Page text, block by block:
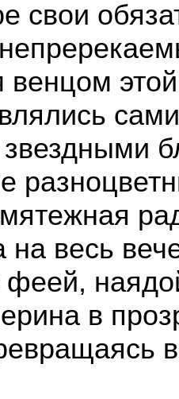
свои
на весь
феей,
в